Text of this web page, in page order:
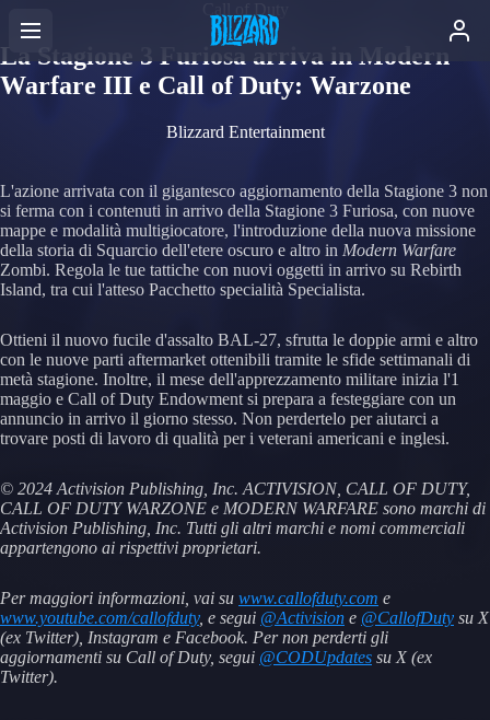
La Stagione 3 Furiosa arriva in Modern
Warfare III e Call of Duty: Warzone
Blizzard Entertainment
L'azione arrivata con il gigantesco aggiornamento della Stagione 3 non
si ferma con i contenuti in arrivo della Stagione 3 Furiosa, con nuove
mappe e modalità multigiocatore, l'introduzione della nuova missione
della storia di Squarcio dell'etere oscuro e altro in Modern Warfare
Zombi. Regola le tue tattiche con nuovi oggetti in arrivo su Rebirth
Island, tra cui l'atteso Pacchetto specialità Specialista.
Ottieni il nuovo fucile d'assalto BAL-27, sfrutta le doppie armi e altro
con le nuove parti aftermarket ottenibili tramite le sfide settimanali di
metà stagione. Inoltre, il mese dell'apprezzamento militare inizia l'1
maggio e Call of Duty Endowment si prepara a festeggiare con un
annuncio in arrivo il giorno stesso. Non perdertelo per aiutarci a
trovare posti di lavoro di qualità per i veterani americani e inglesi.
© 2024 Activision Publishing, Inc. ACTIVISION, CALL OF DUTY,
CALL OF DUTY WARZONE e MODERN WARFARE sono marchi di
Activision Publishing, Inc. Tutti gli altri marchi e nomi commerciali
appartengono ai rispettivi proprietari.
Per maggiori informazioni, vai su www.callofduty.com e
www.youtube.com/callofduty, e segui @Activision e @CallofDuty su X
(ex Twitter), Instagram e Facebook. Per non perderti gli
aggiornamenti su Call of Duty, segui @CODUpdates su X (ex
Twitter).